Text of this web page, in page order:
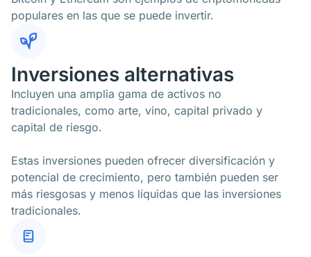
populares en las que se puede invertir.
Inversiones alternativas
Incluyen una amplia gama de activos no
tradicionales, como arte, vino, capital privado y
capital de riesgo.
Estas inversiones pueden ofrecer diversificación y
potencial de crecimiento, pero también pueden ser
más riesgosas y menos líquidas que las inversiones
tradicionales.